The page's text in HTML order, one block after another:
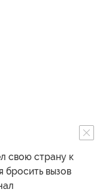
свою страну к
бросить вызов